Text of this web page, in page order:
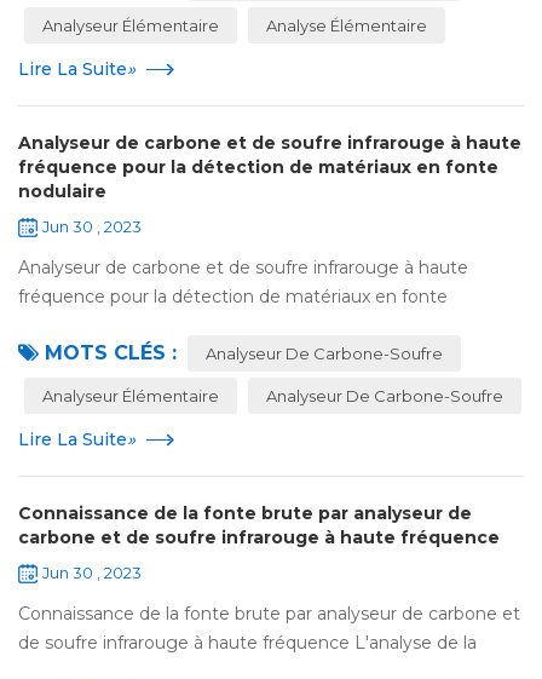
Analyseur Élémentaire Analyse Élémentaire
Lire La Suite»
Analyseur de carbone et de soufre infrarouge à haute
fréquence pour la détection de matériaux en fonte
nodulaire
Jun 30 , 2023
Analyseur de carbone et de soufre infrarouge à haute
fréquence pour la détection de matériaux en fonte
infrarouge à haute fréquencepour a...
MOTS CLÉS : Analyseur De Carbone-Soufre
Analyseur Élémentaire Analyseur De Carbone-Soufre
Lire La Suite»
Connaissance de la fonte brute par analyseur de
carbone et de soufre infrarouge à haute fréquence
Jun 30 , 2023
Connaissance de la fonte brute par analyseur de carbone et
de soufre infrarouge à haute fréquence L'analyse de la